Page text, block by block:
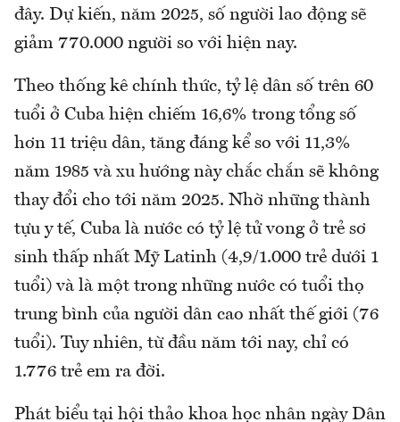
đây. Dự kiến, năm 2025, số người lao động sẽ
giảm 770.000 người so với hiện nay.
Theo thống kê chính thức, tỷ lệ dân số trên 60
tuổi ở Cuba hiện chiếm 16,6% trong tổng số
hơn 11 triệu dân, tăng đáng kể so với 11,3%
năm 1985 và xu hướng này chắc chắn sẽ không
thay đổi cho tới năm 2025. Nhờ những thành
tựu y tế, Cuba là nước có tỷ lệ tử vong ở trẻ sơ
sinh thấp nhất Mỹ Latinh (4,9/1.000 trẻ dưới 1
tuổi) và là một trong những nước có tuổi thọ
trung bình của người dân cao nhất thế giới (76
tuổi). Tuy nhiên, từ đầu năm tới nay, chỉ có
1.776 trẻ em ra đời.
Phát biểu tại hội thảo khoa học nhân ngày Dân